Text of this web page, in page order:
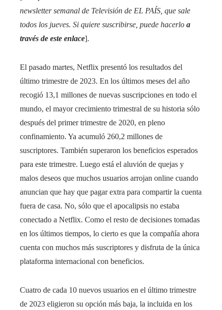
newsletter semanal de Televisión de EL PAÍS, que sale
todos los jueves. Si quiere suscribirse, puede hacerlo a
través de este enlace].
El pasado martes, Netflix presentó los resultados del
último trimestre de 2023. En los últimos meses del año
recogió 13,1 millones de nuevas suscripciones en todo el
mundo, el mayor crecimiento trimestral de su historia sólo
después del primer trimestre de 2020, en pleno
confinamiento. Ya acumuló 260,2 millones de
suscriptores. También superaron los beneficios esperados
para este trimestre. Luego está el aluvión de quejas y
malos deseos que muchos usuarios arrojan online cuando
anuncian que hay que pagar extra para compartir la cuenta
fuera de casa. No, sólo que el apocalipsis no estaba
conectado a Netflix. Como el resto de decisiones tomadas
en los últimos tiempos, lo cierto es que la compañía ahora
cuenta con muchos más suscriptores y disfruta de la única
plataforma internacional con beneficios.
Cuatro de cada 10 nuevos usuarios en el último trimestre
de 2023 eligieron su opción más baja, la incluida en los